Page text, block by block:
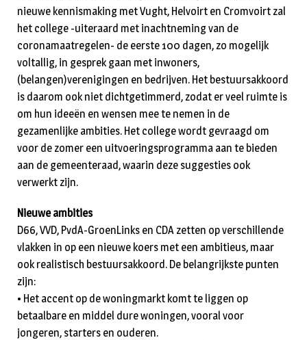
nieuwe kennismaking met Vught, Helvoirt en Cromvoirt zal
het college -uiteraard met inachtneming van de
coronamaatregelen- de eerste 100 dagen, zo mogelijk
voltallig, in gesprek gaan met inwoners,
(belangen)verenigingen en bedrijven. Het bestuursakkoord
is daarom ook niet dichtgetimmerd, zodat er veel ruimte is
om hun ideeën en wensen mee te nemen in de
gezamenlijke ambities. Het college wordt gevraagd om
voor de zomer een uitvoeringsprogramma aan te bieden
aan de gemeenteraad, waarin deze suggesties ook
verwerkt zijn.
Nieuwe ambities
D66, VVD, PvdA-GroenLinks en CDA zetten op verschillende
vlakken in op een nieuwe koers met een ambitieus, maar
ook realistisch bestuursakkoord. De belangrijkste punten
zijn:
• Het accent op de woningmarkt komt te liggen op
betaalbare en middel dure woningen, vooral voor
jongeren, starters en ouderen.